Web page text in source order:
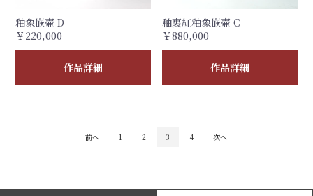
釉象嵌壷 D
￥220,000
作品詳細
釉裏紅釉象嵌壷 C
￥880,000
作品詳細
前へ 1 2 3 4 次へ